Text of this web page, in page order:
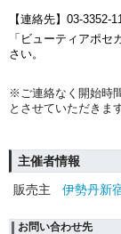
【連絡先】03-3352-
「ビューティアポセ
さい。
※ご連絡なく開始時
とさせていただきま
主催者情報
販売主
伊勢丹新
お問い合わせ先